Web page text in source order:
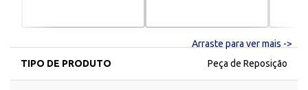
Arraste para ver mais ->
TIPO DE PRODUTO
Peça de Reposição